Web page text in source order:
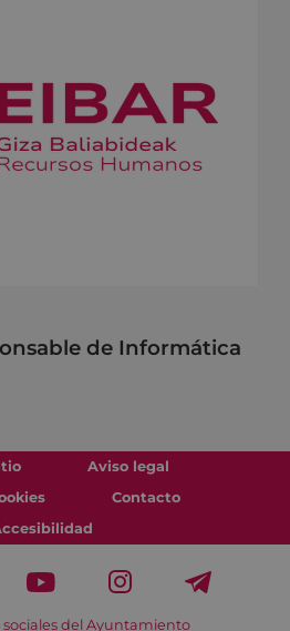
de Informática
Aviso legal
Contacto
sociales del Ayuntamiento